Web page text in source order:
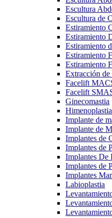
Escultura
Escultura de
Estiramiento
Estiramiento
Estiramiento
Estiramiento
Estiramiento
Extracción
Facelift
Facelift
Ginecomastia
Himenoplastia
Implante de
Implante de
Implantes de
Implantes de
Implantes De
Implantes de
Implantes
Labioplastia